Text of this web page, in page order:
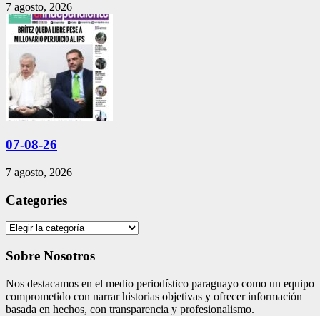
7 agosto, 2026
07-08-26
7 agosto, 2026
Categories
Categories
Sobre Nosotros
Nos destacamos en el medio periodístico paraguayo como un equipo
comprometido con narrar historias objetivas y ofrecer información
basada en hechos, con transparencia y profesionalismo.